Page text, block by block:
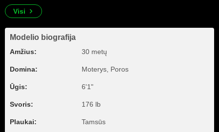
Visi
Modelio biografija
Amžius: 30 metų
Domina: Moterys, Poros
Ūgis: 6'1"
Svoris: 176 lb
Plaukai: Tamsūs